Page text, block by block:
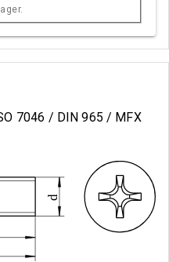
7046 / DIN 965 / MFX